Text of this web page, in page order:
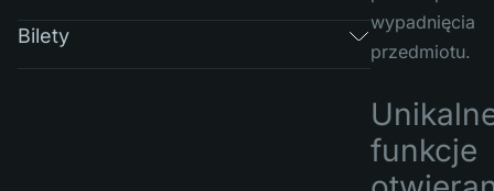
Bilety
wypadnięcia
przedmiotu.
funkcje